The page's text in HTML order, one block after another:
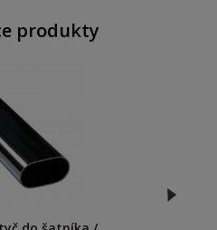
produkty